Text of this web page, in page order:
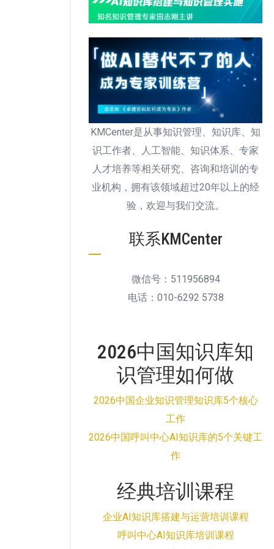
KMCenter是从事知识管理、知识库、知
识工作者、人工智能、知识体系、专家
人才培养等相关研究、咨询和培训的专
业机构，拥有该领域超过20年以上的经
验，欢迎与我们交流。
联系KMCenter
微信号：511956894
电话：010-6292 5738
2026中国知识库知
识管理如何做
2026中国企业知识管理知识库5个核心
工作
2026中国呼叫中心AI知识库的5个关键工
作
经典培训课程
企业AI知识库搭建与运营培训课程
呼叫中心AI知识库培训课程